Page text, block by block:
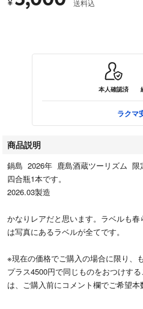
送料込
本人確認済
ラクマ
商品説明
鍋島 2026年 鹿島酒蔵ツーリズム 限
四合瓶1本です。
2026.03製造
かなりレアだと思います。ラベルも
は写真にあるラベルが全てです。
※現在の価格でご購入の場合に限り、
プラス4500円で同じものをおつけす
は、ご購入前にコメント欄でご希望
ていますので、ご希望に沿えない場